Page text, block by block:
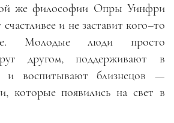
же философии Опры Уинфри
и не заставит кого–то
Молодые люди просто
другом, поддерживают в
и воспитывают близнецов —
которые появились на свет в